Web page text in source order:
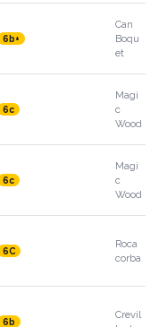
6b+
Can
Boqu
et
6c
Magi
c
Wood
6c
Magi
c
Wood
6C
Roca
corba
6b
Crevil